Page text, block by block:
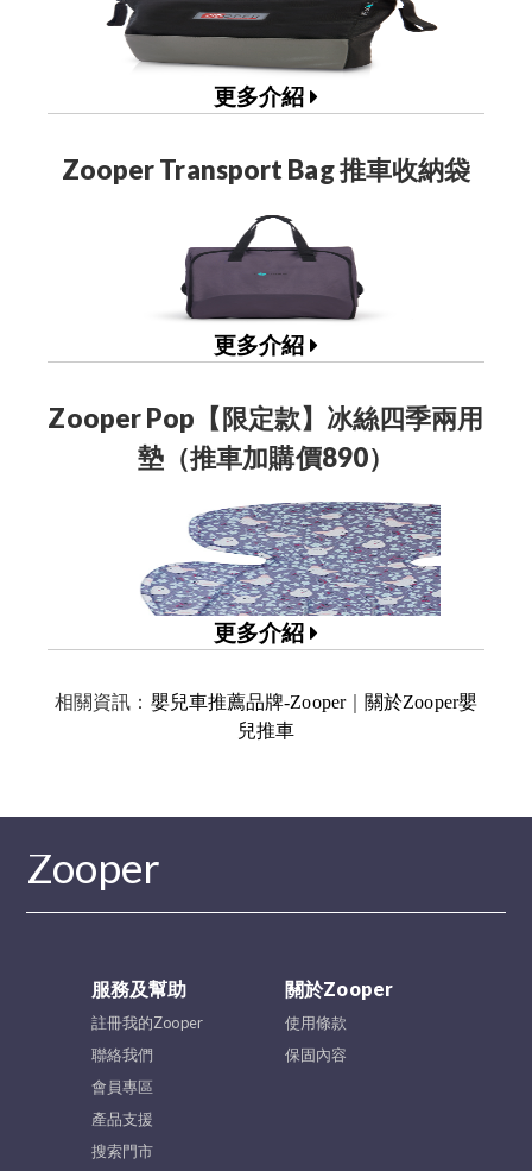
更多介紹
Zooper Transport Bag 推車收納袋
更多介紹
Zooper Pop【限定款】冰絲四季兩用
墊（推車加購價890）
更多介紹
相關資訊： 嬰兒車推薦品牌-Zooper｜ 關於Zooper嬰
兒推車
Zooper
關於Zooper
使用條款
保固內容
服務及幫助
註冊我的Zooper
聯絡我們
會員專區
產品支援
搜索門市